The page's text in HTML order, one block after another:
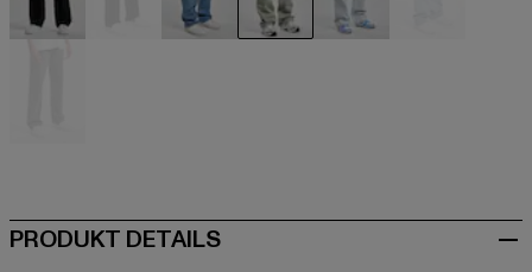
PRODUKT DETAILS